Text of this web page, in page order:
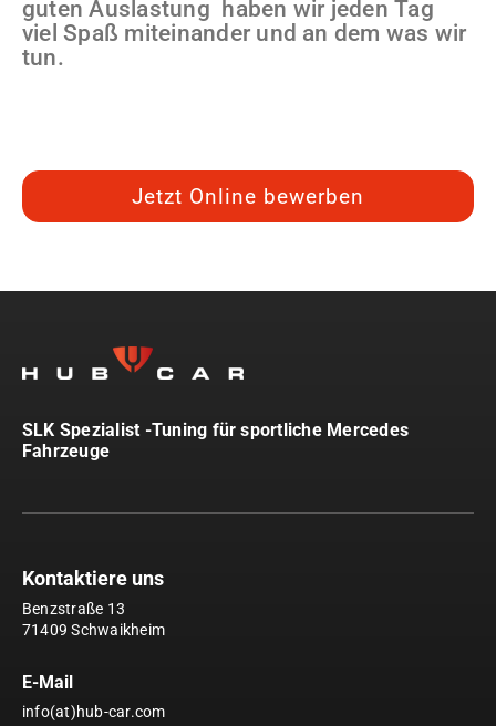
guten Auslastung haben wir jeden Tag
viel Spaß miteinander und an dem was wir
tun.
Jetzt Online bewerben
SLK Spezialist -Tuning für sportliche Mercedes
Fahrzeuge
Kontaktiere uns
Benzstraße 13
71409 Schwaikheim
E-Mail
info(at)hub-car.com